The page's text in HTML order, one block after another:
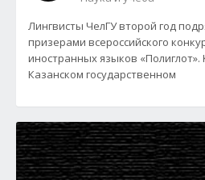
Лингвисты ЧелГУ второй год
призерами всероссийского
иностранных языков «Полиглот».
Казанском государственном